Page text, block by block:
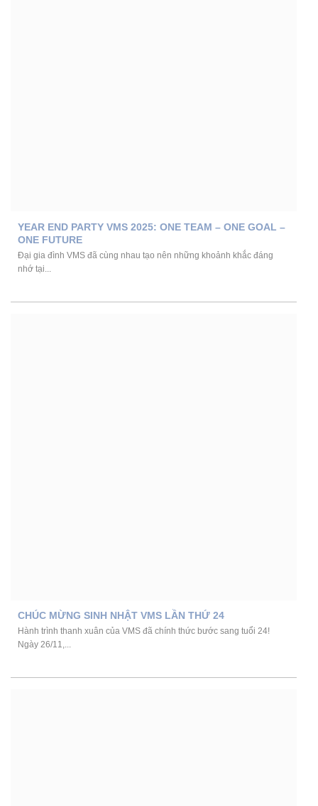
YEAR END PARTY VMS 2025: ONE TEAM – ONE GOAL –
ONE FUTURE
Đại gia đình VMS đã cùng nhau tạo nên những khoảnh khắc đáng
nhớ tại...
CHÚC MỪNG SINH NHẬT VMS LẦN THỨ 24
Hành trình thanh xuân của VMS đã chính thức bước sang tuổi 24!
Ngày 26/11,...